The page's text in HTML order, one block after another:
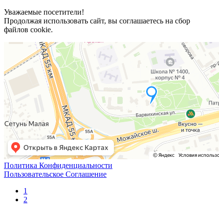
Уважаемые посетители!
Продолжая использовать сайт, вы соглашаетесь на сбор
файлов cookie.
Политика Конфиденциальности
Пользовательское Соглашение
1
2